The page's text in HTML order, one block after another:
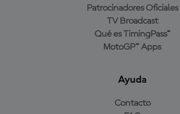
Patrocinadores Oficiales
TV Broadcast
Qué es TimingPass™
MotoGP™ Apps
Ayuda
Contacto